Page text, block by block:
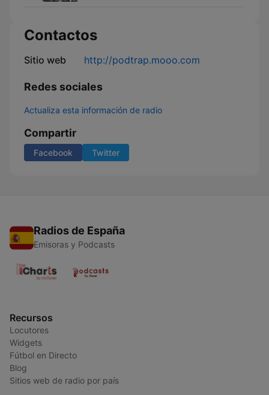
Contactos
Sitio web http://podtrap.mooo.com
Redes sociales
Actualiza esta información de radio
Compartir
Facebook Twitter
Radios de España
Emisoras y Podcasts
Recursos
Locutores
Widgets
Fútbol en Directo
Blog
Sitios web de radio por país